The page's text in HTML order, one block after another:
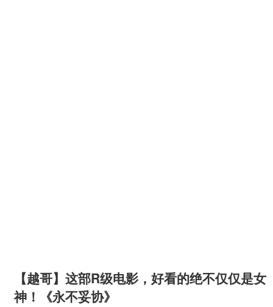
【越哥】这部R级电影，好看的绝不仅仅是女
神！《永不妥协》